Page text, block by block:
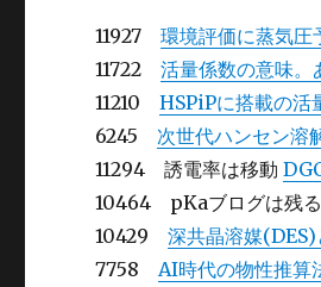
11927環境評価に蒸気圧
11722活量係数の意味。
11210HSPiPに搭載の活
6245 次世代ハンセン溶
11294 誘電率は移動
10464 pKaブログは残
10429深共晶溶媒
7758AI時代の物性推算